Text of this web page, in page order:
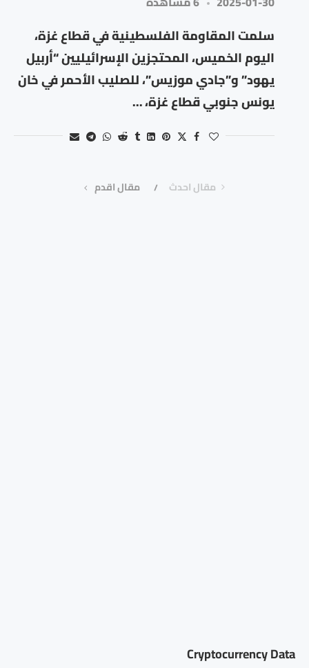
سلمت المقاومة الفلسطينية في قطاع غزة،
اليوم الخميس، المحتجزين الإسرائيليين “أربيل
يهود” و”جادي موزيس”، للصليب الأحمر في خان
يونس جنوبي قطاع غزة، …
مقال احدث مقال اقدم
Cryptocurrency Data